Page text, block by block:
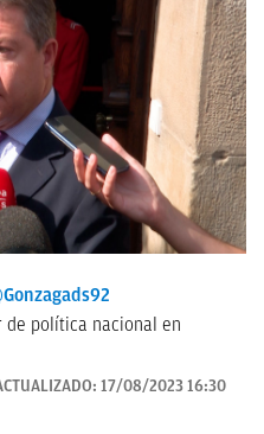
de política nacional en
17/08/2023 16:30